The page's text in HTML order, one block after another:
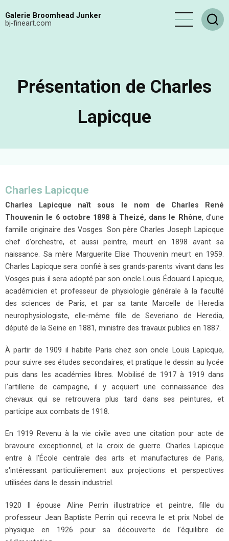
auGalerie Broomhead Junker
bj-fineart.com
Présentation de Charles
Lapicque
Charles Lapicque
Charles Lapicque naît sous le nom de Charles René
Thouvenin le 6 octobre 1898 à Theizé, dans le Rhône, d'une
famille originaire des Vosges. Son père Charles Joseph Lapicque
chef d’orchestre, et aussi peintre, meurt en 1898 avant sa
naissance. Sa mère Marguerite Elise Thouvenin meurt en 1959.
Charles Lapicque sera confié à ses grands-parents vivant dans les
Vosges puis il sera adopté par son oncle Louis Édouard Lapicque,
académicien et professeur de physiologie générale à la faculté
des sciences de Paris, et par sa tante Marcelle de Heredia
neurophysiologiste, elle-même fille de Severiano de Heredia,
député de la Seine en 1881, ministre des travaux publics en 1887.
À partir de 1909 il habite Paris chez son oncle Louis Lapicque,
pour suivre ses études secondaires, et pratique le dessin au lycée
puis dans les académies libres. Mobilisé de 1917 à 1919 dans
l'artillerie de campagne, il y acquiert une connaissance des
chevaux qui se retrouvera plus tard dans ses peintures, et
participe aux combats de 1918.
En 1919 Revenu à la vie civile avec une citation pour acte de
bravoure exceptionnel, et la croix de guerre. Charles Lapicque
entre à l'École centrale des arts et manufactures de Paris,
s'intéressant particulièrement aux projections et perspectives
utilisées dans le dessin industriel.
1920 Il épouse Aline Perrin illustratrice et peintre, fille du
professeur Jean Baptiste Perrin qui recevra le et prix Nobel de
physique en 1926 pour sa découverte de l’équilibre de